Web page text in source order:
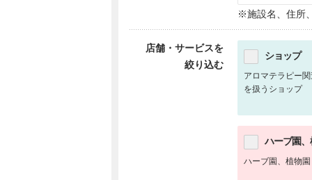
※施設名、住所
店舗・サービスを
絞り込む
ショップ
アロマテラピー
を扱うショップ
ハーブ園、
ハーブ園、植物園